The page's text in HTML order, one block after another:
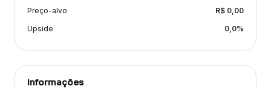
Preço-alvo
R$ 0,00
Upside
0,0%
Informações